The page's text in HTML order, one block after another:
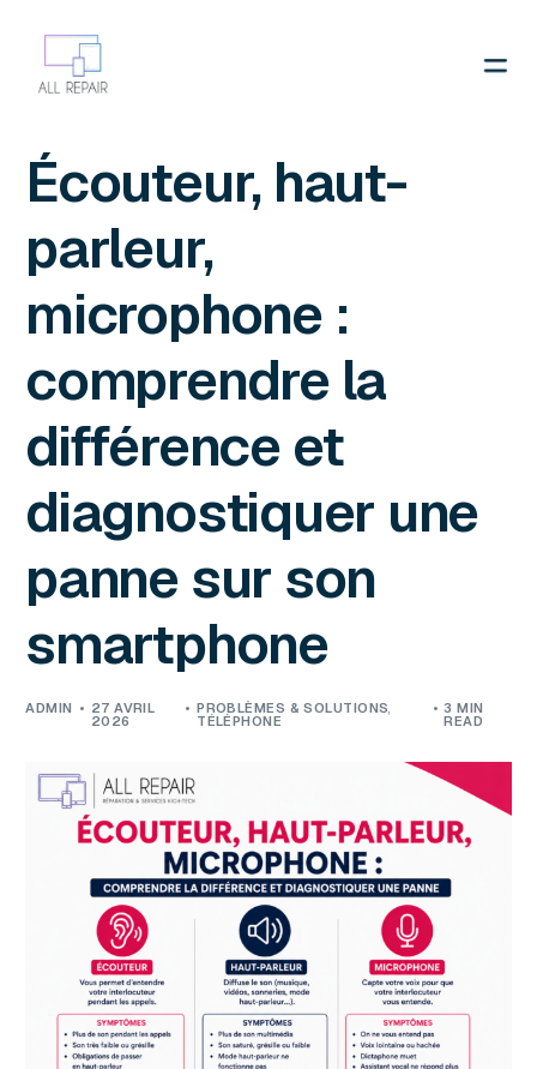
Écouteur, haut-
parleur,
microphone :
comprendre la
différence et
diagnostiquer une
panne sur son
smartphone
ADMIN 27 AVRIL
2026
PROBLÈMES & SOLUTIONS
TÉLÉPHONE
3 MIN
READ